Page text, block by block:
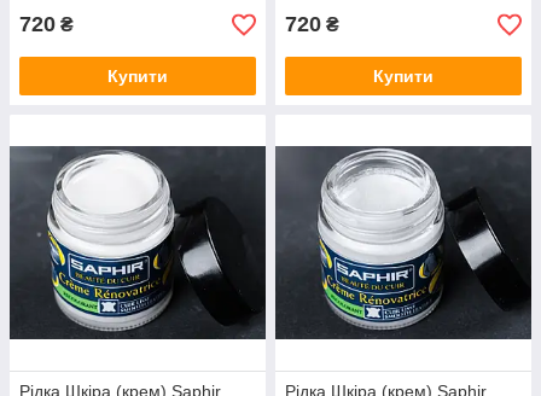
720 ₴
Купити
720 ₴
Купити
Рідка Шкіра (крем) Saphir Рідка Шкіра (крем) Saphir